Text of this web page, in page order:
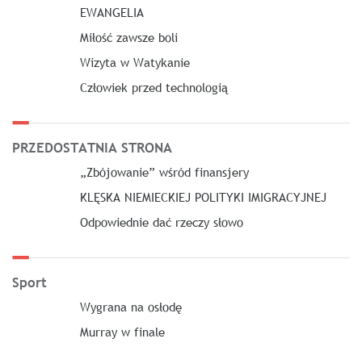
EWANGELIA
Miłość zawsze boli
Wizyta w Watykanie
Człowiek przed technologią
PRZEDOSTATNIA STRONA
„Zbójowanie” wśród finansjery
KLĘSKA NIEMIECKIEJ POLITYKI IMIGRACYJNEJ
Odpowiednie dać rzeczy słowo
Sport
Wygrana na osłodę
Murray w finale